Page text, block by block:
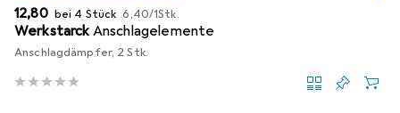
EUR
12,80 bei 4 Stück EUR
6,40/1Stk.
WerkstarckAnschlagelemente
Anschlagdämpfer, 2 Stk.